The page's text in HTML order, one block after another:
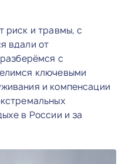
риск и травмы, с
вдали от
с
ключевыми
и компенсации
в России и за